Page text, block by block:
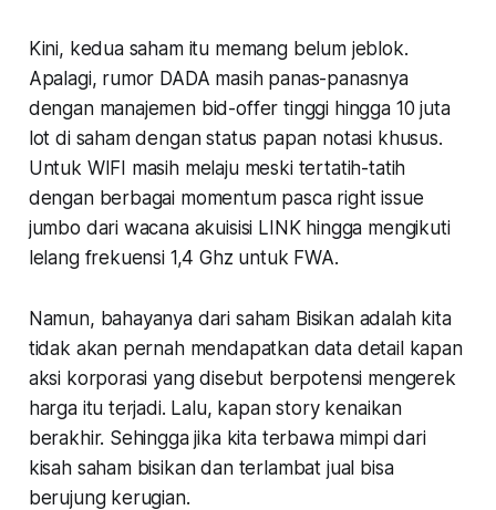
Kini, kedua saham itu memang belum jeblok.
Apalagi, rumor DADA masih panas-panasnya
dengan manajemen bid-offer tinggi hingga 10 juta
lot di saham dengan status papan notasi khusus.
Untuk WIFI masih melaju meski tertatih-tatih
dengan berbagai momentum pasca right issue
jumbo dari wacana akuisisi LINK hingga mengikuti
lelang frekuensi 1,4 Ghz untuk FWA.
Namun, bahayanya dari saham Bisikan adalah kita
tidak akan pernah mendapatkan data detail kapan
aksi korporasi yang disebut berpotensi mengerek
harga itu terjadi. Lalu, kapan story kenaikan
berakhir. Sehingga jika kita terbawa mimpi dari
kisah saham bisikan dan terlambat jual bisa
berujung kerugian.